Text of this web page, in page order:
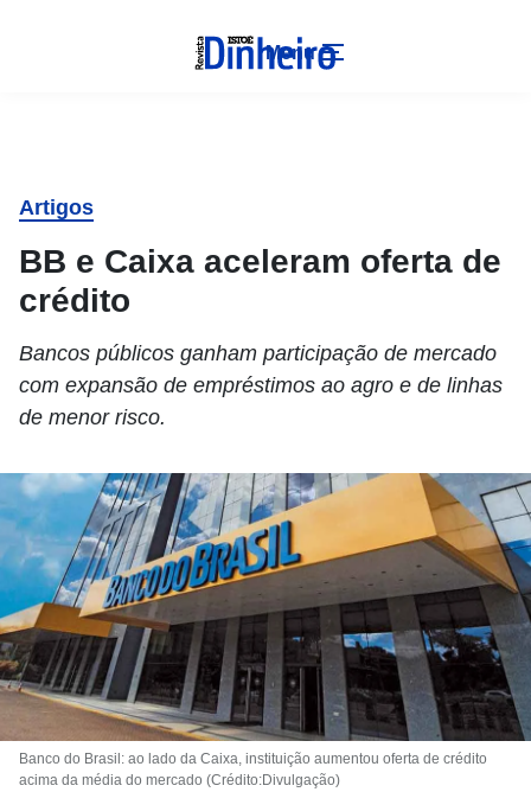
Menu
Artigos
BB e Caixa aceleram oferta de
crédito
Bancos públicos ganham participação de mercado
com expansão de empréstimos ao agro e de linhas
de menor risco.
Banco do Brasil: ao lado da Caixa, instituição aumentou oferta de crédito
acima da média do mercado (Crédito:Divulgação)